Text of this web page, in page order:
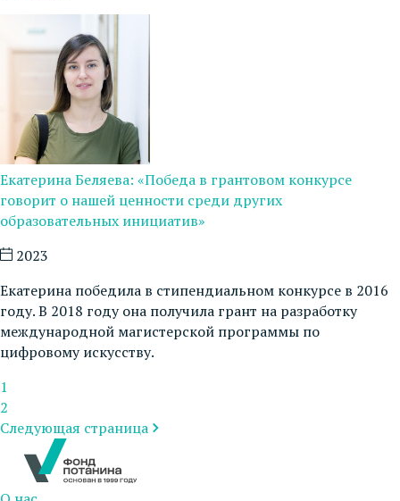
Екатерина Беляева: «Победа в грантовом конкурсе
говорит о нашей ценности среди других
образовательных инициатив»
2023
Екатерина победила в стипендиальном конкурсе в 2016
году. В 2018 году она получила грант на разработку
международной магистерской программы по
цифровому искусству.
1
2
Следующая страница